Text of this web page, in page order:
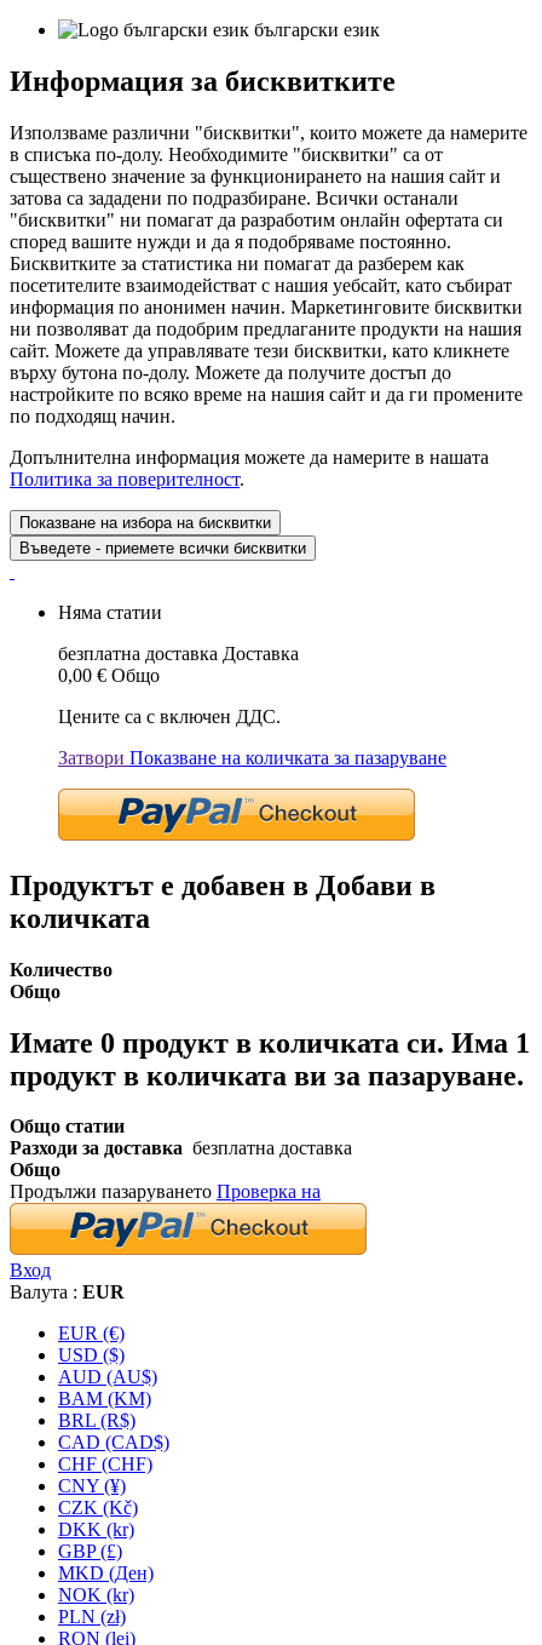
български език
Информация за бисквитките
Използваме различни "бисквитки", които можете да намерите
в списъка по-долу. Необходимите "бисквитки" са от
съществено значение за функционирането на нашия сайт и
затова са зададени по подразбиране. Всички останали
"бисквитки" ни помагат да разработим онлайн офертата си
според вашите нужди и да я подобряваме постоянно.
Бисквитките за статистика ни помагат да разберем как
посетителите взаимодействат с нашия уебсайт, като събират
информация по анонимен начин. Маркетинговите бисквитки
ни позволяват да подобрим предлаганите продукти на нашия
сайт. Можете да управлявате тези бисквитки, като кликнете
върху бутона по-долу. Можете да получите достъп до
настройките по всяко време на нашия сайт и да ги промените
по подходящ начин.
Допълнителна информация можете да намерите в нашата
Политика за поверителност.
Показване на избора на бисквитки
Въведете - приемете всички бисквитки
Няма статии
безплатна доставка Доставка
0,00 € Общо
Цените са с включен ДДС.
Затвори Показване на количката за пазаруване
Продуктът е добавен в Добави в
количката
Количество
Общо
Имате 0 продукт в количката си. Има 1
продукт в количката ви за пазаруване.
Общо статии
Разходи за доставка безплатна доставка
Общо
Продължи пазаруването Проверка на
Вход
Валута : EUR
EUR (€)
USD ($)
AUD (AU$)
BAM (KM)
BRL (R$)
CAD (CAD$)
CHF (CHF)
CNY (¥)
CZK (Kč)
DKK (kr)
GBP (£)
MKD (Ден)
NOK (kr)
PLN (zł)
RON (lei)